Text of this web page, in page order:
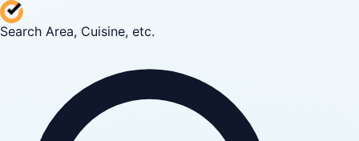
Search Area, Cuisine, etc.